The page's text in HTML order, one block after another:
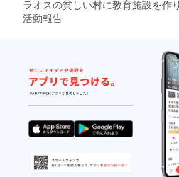
ラオスの貧しい村に教育施設を作
活動報告